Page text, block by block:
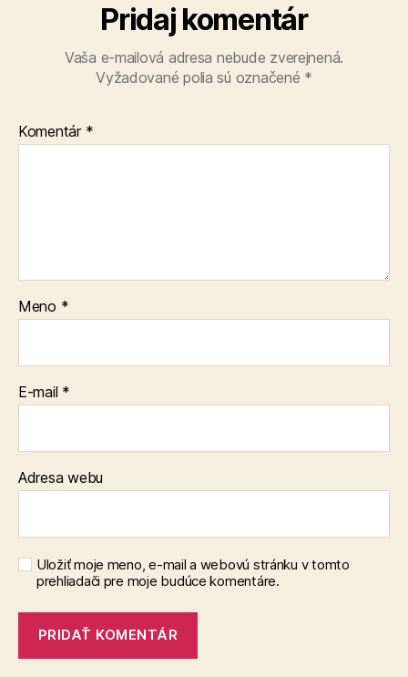
Pridaj komentár
Vaša e-mailová adresa nebude zverejnená.
Vyžadované polia sú označené *
Komentár *
Meno *
E-mail *
Adresa webu
Uložiť moje meno, e-mail a webovú stránku v tomto
prehliadači pre moje budúce komentáre.